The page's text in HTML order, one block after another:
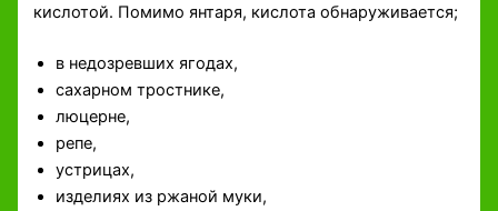
кислотой. Помимо янтаря, кислота обнаруживается;
в недозревших ягодах,
сахарном тростнике,
люцерне,
репе,
устрицах,
изделиях из ржаной муки,